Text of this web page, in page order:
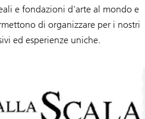
e fondazioni d'arte al mondo e
di organizzare per i nostri
ed esperienze uniche.